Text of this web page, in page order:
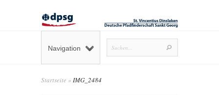
Navigation
Startseite » IMG_2484